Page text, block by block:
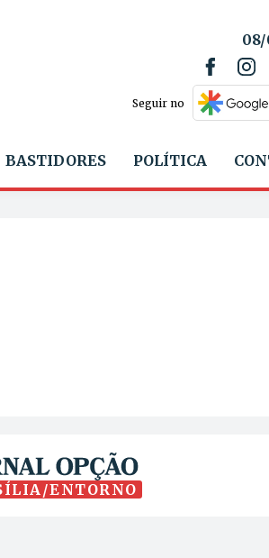
Seguir no
BASTIDORES POLÍTICA
ENTORNO